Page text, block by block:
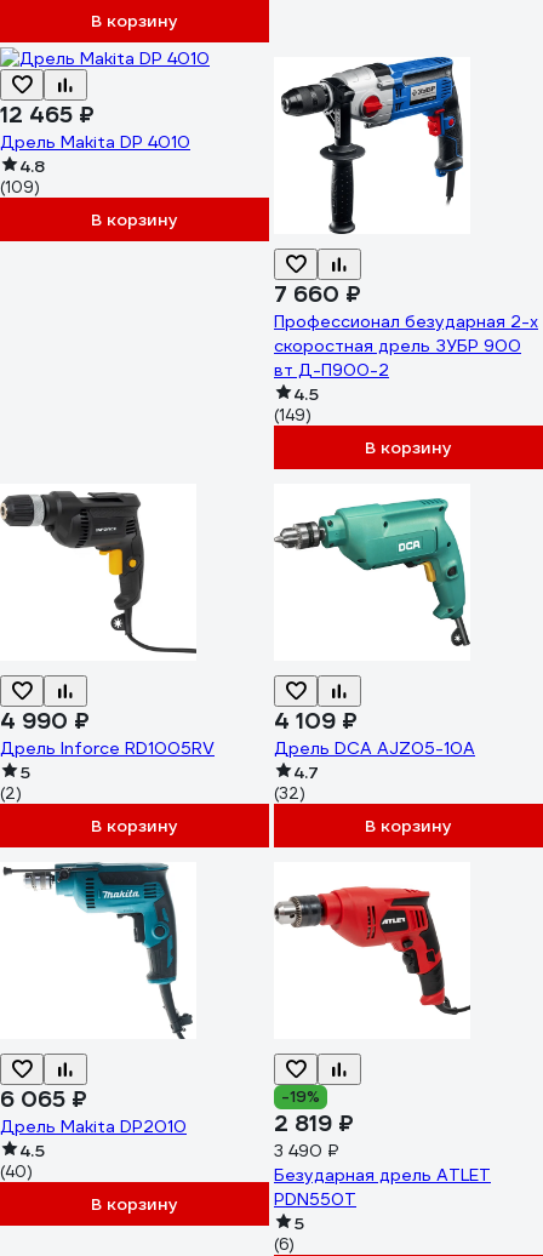
В корзину
12 465 ₽
Дрель Makita DP 4010
4.8
(109)
В корзину
7 660 ₽
Профессионал безударная 2-х
скоростная дрель ЗУБР 900
вт Д-П900-2
4.5
(149)
В корзину
4 990 ₽
Дрель Inforce RD1005RV
5
(2)
В корзину
4 109 ₽
Дрель DCA AJZ05-10A
4.7
(32)
В корзину
6 065 ₽
Дрель Makita DP2010
4.5
(40)
В корзину
-19%
2 819 ₽
3 490 ₽
Безударная дрель ATLET
PDN550T
5
(6)